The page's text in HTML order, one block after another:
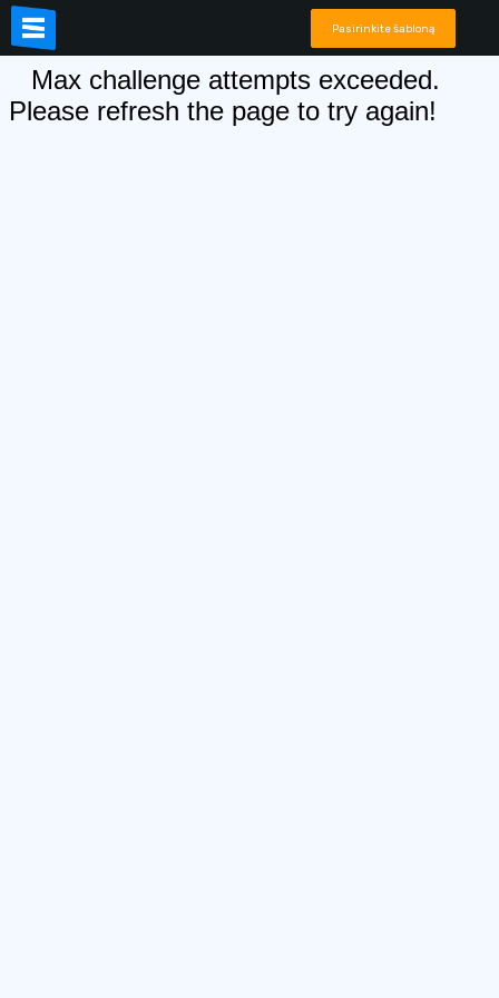
Pasirinkite šabloną